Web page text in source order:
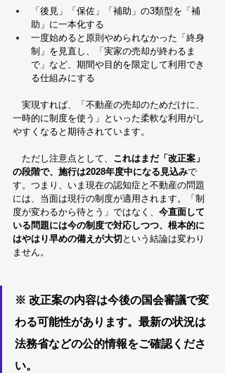
「後見」「保佐」「補助」の3類型を「補
助」に一本化する
一度始めると原則やめられなかった「終身
制」を見直し、「実家の売却が終わるま
で」など、期間や目的を限定して利用でき
る仕組みにする
実現すれば、「不動産の売却のためだけに、
一時的に制度を使う」といった柔軟な利用がし
やすくなると期待されています。
ただし注意点として、 これはまだ「改正案」
の段階で、施行は2028年度中になる見込みで
す。つまり、いま現在の認知症と不動産の問題
には、当面は現行の制度が適用されます。「制
度が変わるから待とう」ではなく、 今直面して
いる問題には今の制度で対応しつつ、根本的に
はやはり早めの備えが大切 という結論は変わり
ません。
※ 改正案の内容は今後の国会審議で変
わる可能性があります。最新の状況は
法務省などの公的情報をご確認くださ
い。